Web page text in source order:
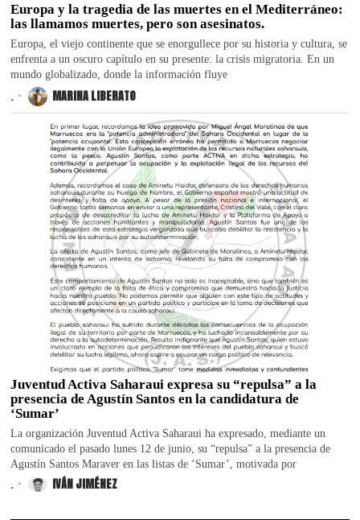
Europa y la tragedia de las muertes en el Mediterráneo:
las llamamos muertes, pero son asesinatos.
Europa, el viejo continente que se enorgullece por su historia y cultura, se
enfrenta a un oscuro capítulo en su presente: la crisis migratoria. En un
mundo globalizado, donde la información fluye
. MARINA LIBERATO
Juventud Activa Saharaui expresa su “repulsa” a la
presencia de Agustín Santos en la candidatura de
‘Sumar’
La organización Juventud Activa Saharaui ha expresado, mediante un
comunicado el pasado lunes 12 de junio, su “repulsa” a la presencia de
Agustín Santos Maraver en las listas de ‘Sumar’, motivada por
. IVÁN JIMÉNEZ